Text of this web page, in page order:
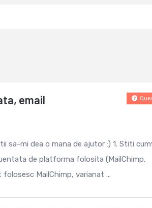
email
sa-mi dea o mana de ajutor :) 1. Stiti
de platforma folosita (MailChimp,
MailChimp, varianat ...